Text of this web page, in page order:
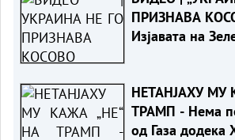
ПРИЗНАВА
Изјавата на
НЕТАНЈАХУ МУ
ТРАМП - Нема
од Газа додека